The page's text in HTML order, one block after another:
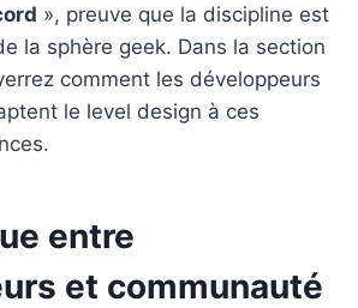
», preuve que la discipline est
la sphère geek. Dans la section
comment les développeurs
le level design à ces
entre
et communauté